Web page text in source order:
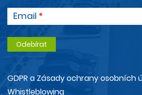
Email
GDPR a Zásady ochrany osobních
Whistleblowing